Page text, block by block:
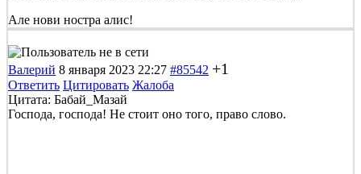
Але нови ностра алис!
Валерий 8 января 2023 22:27 #85542 +1
Ответить Цитировать Жалоба
Цитата: Бабай_Мазай
Господа, господа! Не стоит оно того, право слово.